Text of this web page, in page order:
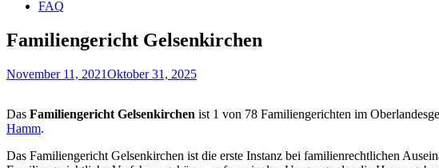
FAQ
Familiengericht Gelsenkirchen
November 11, 2021Oktober 31, 2025
Das Familiengericht Gelsenkirchen ist 1 von 78 Familiengerichten im
Hamm.
Das Familiengericht Gelsenkirchen ist die erste Instanz bei familienrechtlichen